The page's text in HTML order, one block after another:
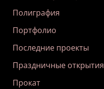
Полиграфия
Портфолио
Последние проекты
Праздничные открытия
Прокат